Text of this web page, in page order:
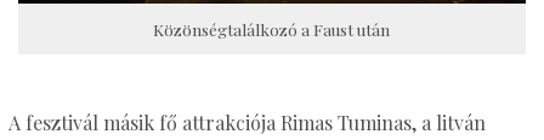
Közönségtalálkozó a Faust után
A fesztivál másik fő attrakciója Rimas Tuminas, a litván